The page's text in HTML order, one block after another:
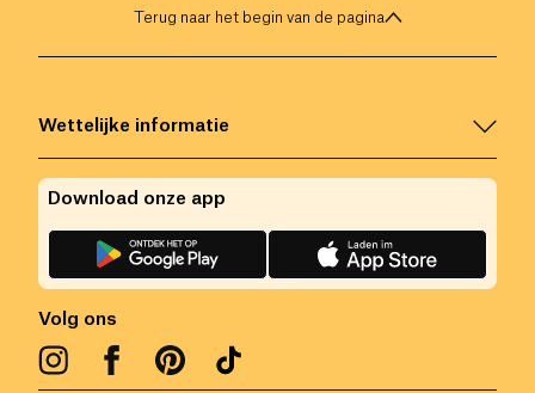
Terug naar het begin van de pagina
Wettelijke informatie
Volg ons
Download onze app